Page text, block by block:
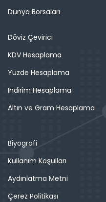
Dünya Borsaları
Döviz Çevirici
KDV Hesaplama
Yüzde Hesaplama
İndirim Hesaplama
Altın ve Gram Hesaplama
Biyografi
Kullanım Koşulları
Aydınlatma Metni
Çerez Politikası